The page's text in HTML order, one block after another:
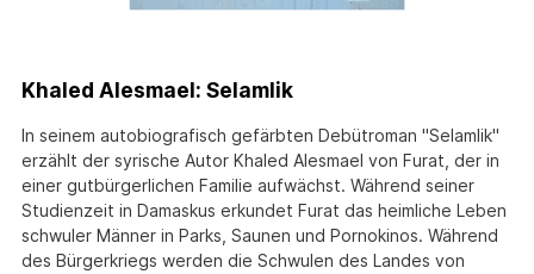
Khaled Alesmael: Selamlik
In seinem autobiografisch gefärbten Debütroman "Selamlik"
erzählt der syrische Autor Khaled Alesmael von Furat, der in
einer gutbürgerlichen Familie aufwächst. Während seiner
Studienzeit in Damaskus erkundet Furat das heimliche Leben
schwuler Männer in Parks, Saunen und Pornokinos. Während
des Bürgerkriegs werden die Schwulen des Landes von